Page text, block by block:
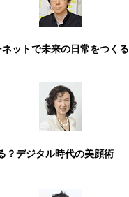
ットで未来の日常をつくる
？デジタル時代の美顔術